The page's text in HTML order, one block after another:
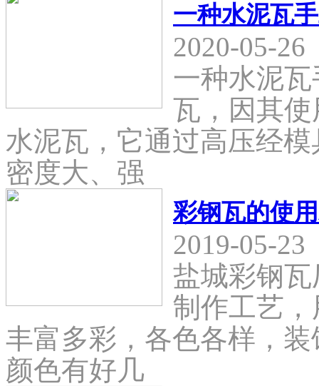
一种水泥瓦
2020-05-26
一种水泥
瓦，因其
水泥瓦，它通过高压经
密度大、强
彩钢瓦的使
2019-05-23
盐城彩钢
制作工艺
丰富多彩，各色各样，
颜色有好几